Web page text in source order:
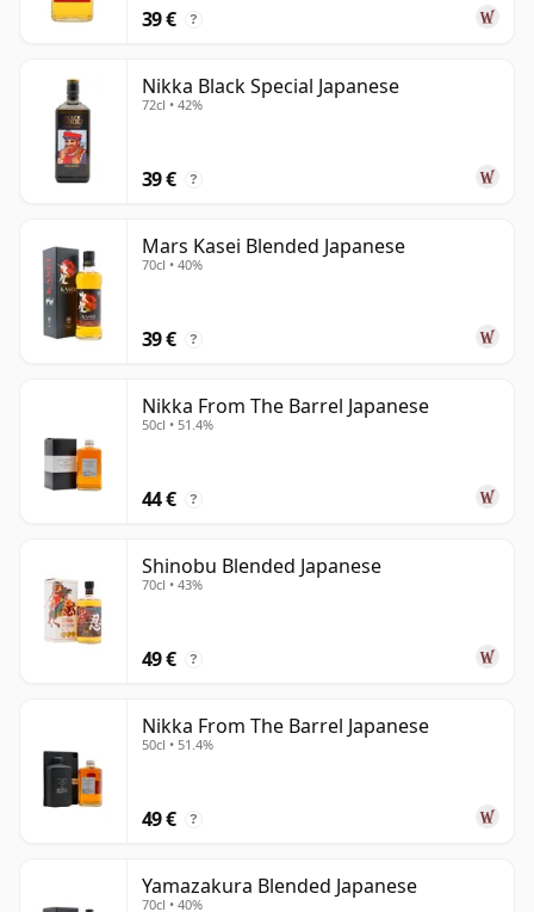
39 € ?
Nikka Black Special Japanese
72cl • 42%
39 € ?
Mars Kasei Blended Japanese
70cl • 40%
39 € ?
Nikka From The Barrel Japanese
50cl • 51.4%
44 € ?
Shinobu Blended Japanese
70cl • 43%
49 € ?
Nikka From The Barrel Japanese
50cl • 51.4%
49 € ?
Yamazakura Blended Japanese
70cl • 40%